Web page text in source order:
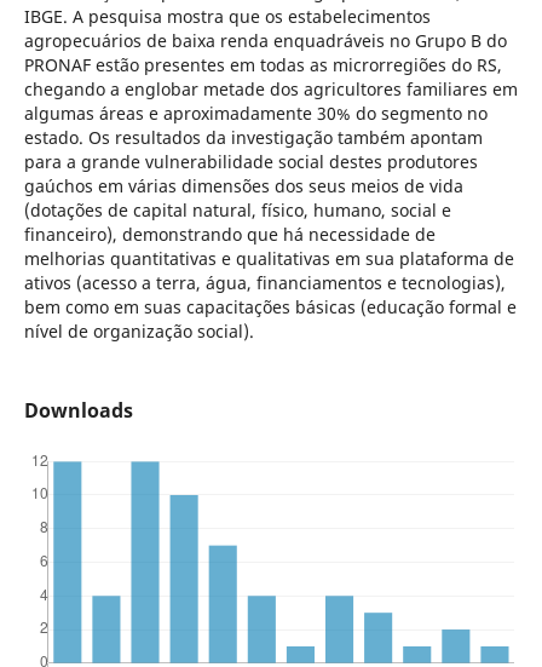
IBGE. A pesquisa mostra que os estabelecimentos
agropecuários de baixa renda enquadráveis no Grupo B do
PRONAF estão presentes em todas as microrregiões do RS,
chegando a englobar metade dos agricultores familiares em
algumas áreas e aproximadamente 30% do segmento no
estado. Os resultados da investigação também apontam
para a grande vulnerabilidade social destes produtores
gaúchos em várias dimensões dos seus meios de vida
(dotações de capital natural, físico, humano, social e
financeiro), demonstrando que há necessidade de
melhorias quantitativas e qualitativas em sua plataforma de
ativos (acesso a terra, água, financiamentos e tecnologias),
bem como em suas capacitações básicas (educação formal e
nível de organização social).
Downloads